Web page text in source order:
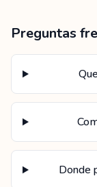
Preguntas
Donde